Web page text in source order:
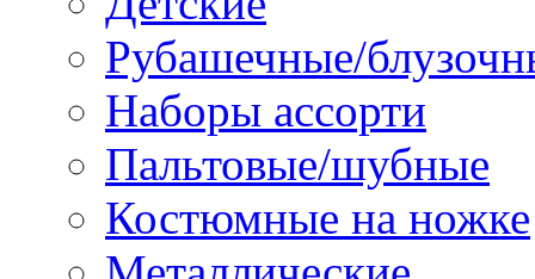
Рубашечные/
Наборы ассорти
Пальтовые/шубные
Костюмные на ножке